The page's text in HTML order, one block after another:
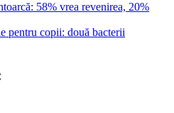
58% vrea revenirea, 20%
pentru copii: două bacterii